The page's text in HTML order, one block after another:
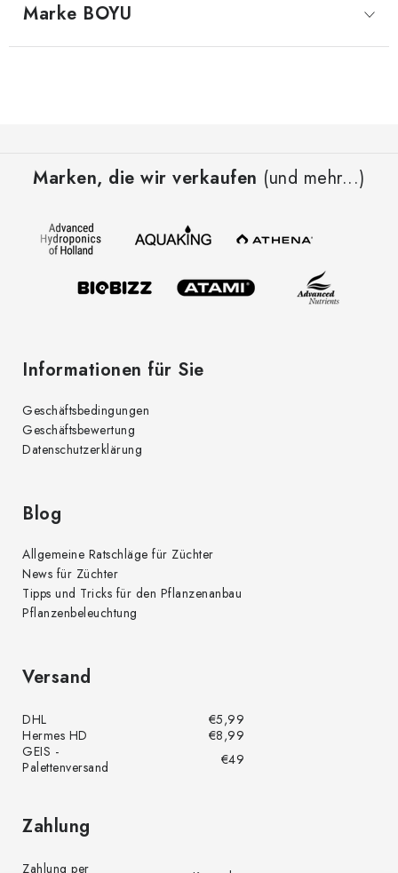
Marke BOYU
Marken, die wir verkaufen (und mehr...)
Informationen für Sie
Geschäftsbedingungen
Geschäftsbewertung
Datenschutzerklärung
Blog
Allgemeine Ratschläge für Züchter
News für Züchter
Tipps und Tricks für den Pflanzenanbau
Pflanzenbeleuchtung
Versand
DHL
€5,99
Hermes HD
€8,99
GEIS -
Palettenversand
€49
Zahlung
Zahlung per